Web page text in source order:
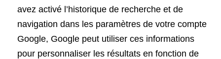
avez activé l’historique de recherche et de
navigation dans les paramètres de votre compte
Google, Google peut utiliser ces informations
pour personnaliser les résultats en fonction de